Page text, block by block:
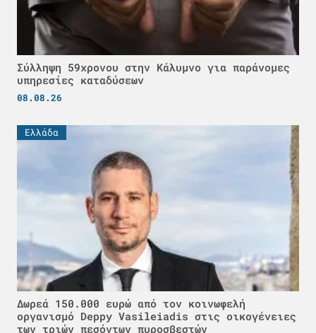
Σύλληψη 59χρονου στην Κάλυμνο για παράνομες
υπηρεσίες καταδύσεων
08.08.26
Ελλάδα
Δωρεά 150.000 ευρώ από τον κοινωφελή
οργανισμό Deppy Vasileiadis στις οικογένειες
των τριών πεσόντων πυροσβεστών